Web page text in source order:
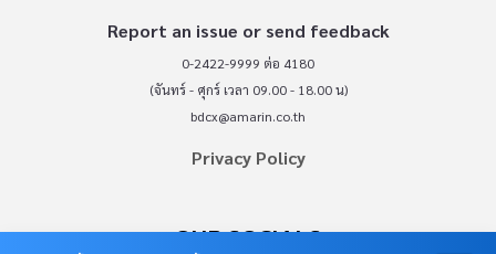
Report an issue or send feedback
0-2422-9999 ต่อ 4180
(จันทร์ - ศุกร์ เวลา 09.00 - 18.00 น)
bdcx@amarin.co.th
Privacy Policy
OUR SOCIALS